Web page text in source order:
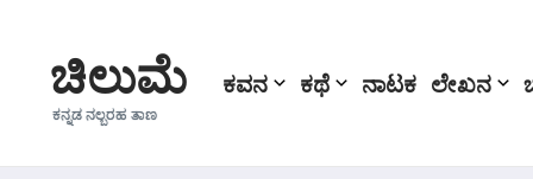
ಚಿಲುಮೆ
ಕನ್ನಡ ನಲ್ಬರಹ ತಾಣ
ಕವನ ಕಥೆ ನಾಟಕ ಲೇಖನ